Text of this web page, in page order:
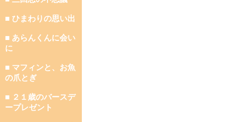
■ ひまわりの思い出
■ あらんくんに会い
に
■ マフィンと、お魚
の爪とぎ
■ ２１歳のバースデ
ープレゼント